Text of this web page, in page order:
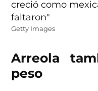
Getty Images
Arreola
peso